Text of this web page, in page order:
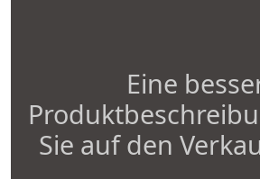
Eine
Sie auf den